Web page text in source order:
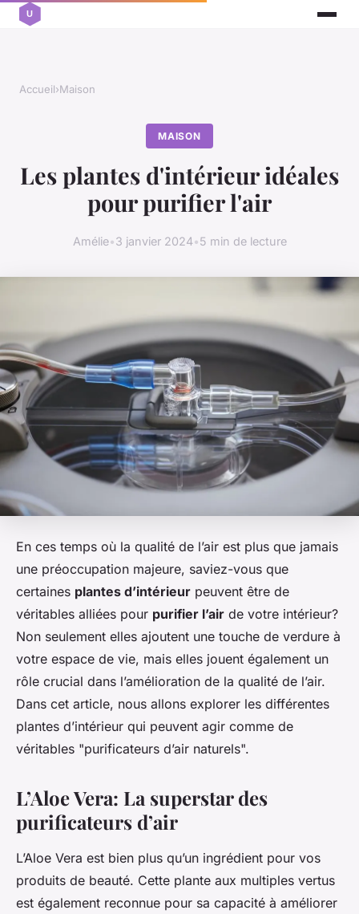
Accueil›Maison
MAISON
Les plantes d'intérieur idéales
pour purifier l'air
Amélie•3 janvier 2024•5 min de lecture
En ces temps où la qualité de l’air est plus que jamais
une préoccupation majeure, saviez-vous que
certaines plantes d’intérieur peuvent être de
véritables alliées pour purifier l’air de votre intérieur?
Non seulement elles ajoutent une touche de verdure à
votre espace de vie, mais elles jouent également un
rôle crucial dans l’amélioration de la qualité de l’air.
Dans cet article, nous allons explorer les différentes
plantes d’intérieur qui peuvent agir comme de
véritables "purificateurs d’air naturels".
L’Aloe Vera: La superstar des
purificateurs d’air
L’Aloe Vera est bien plus qu’un ingrédient pour vos
produits de beauté. Cette plante aux multiples vertus
est également reconnue pour sa capacité à améliorer